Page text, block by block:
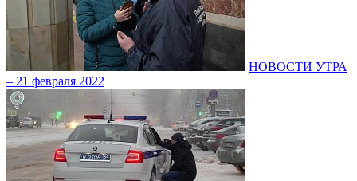
НОВОСТИ УТРА
– 21 февраля 2022